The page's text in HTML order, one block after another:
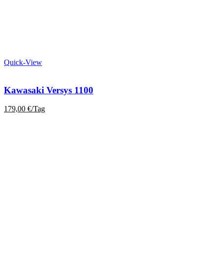
Quick-View
Kawasaki Versys 1100
179,00 €/Tag